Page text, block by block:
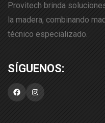
Provitech brinda
la madera, combinando
técnico especializado.
FacebookInstagram